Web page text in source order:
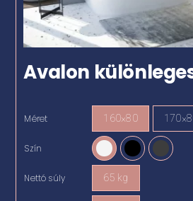
Avalon
Méret 160×80
Szín
Nettó súly 65 kg